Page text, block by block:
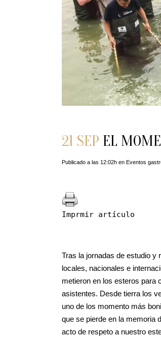
21 SEP EL
Publicado a las 12:02h en Eventos
Imprmir artículo
Tras la jornadas de estudio y
locales, nacionales e
metieron en los esteros para
asistentes. Desde tierra los
uno de los momento más
que se pierde en la memoria
acto de respeto a nuestro